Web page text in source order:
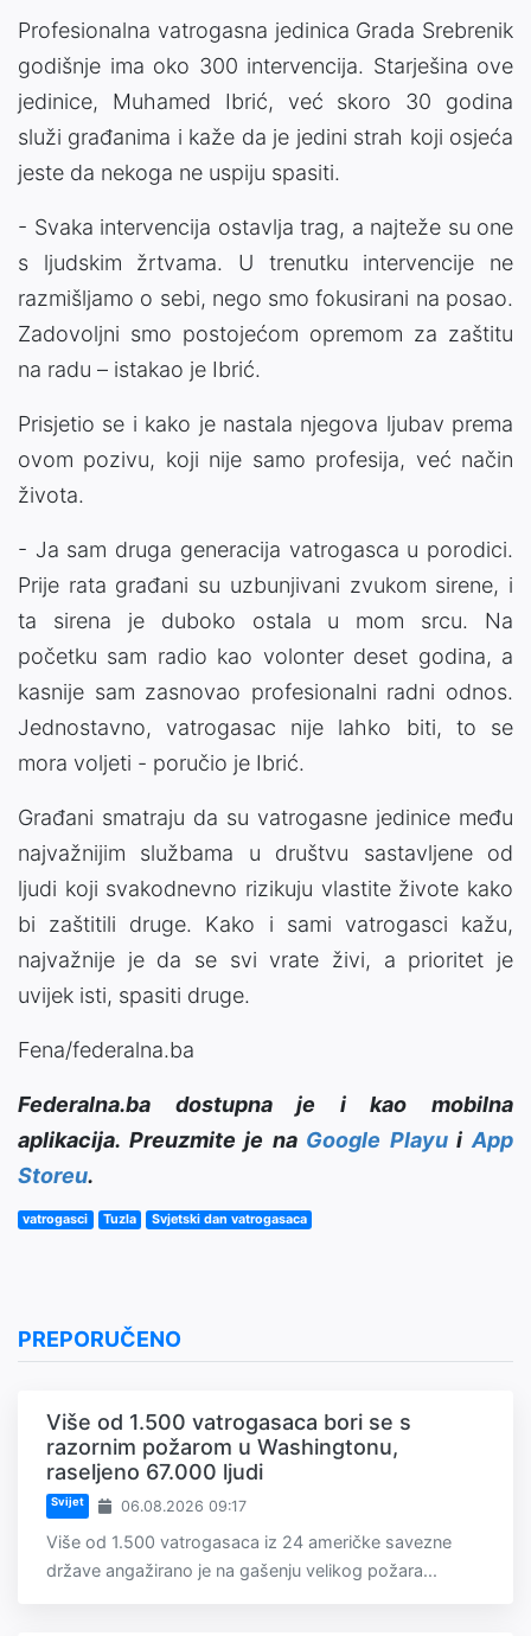
Profesionalna vatrogasna jedinica Grada Srebrenik
godišnje ima oko 300 intervencija. Starješina ove
jedinice, Muhamed Ibrić, već skoro 30 godina
služi građanima i kaže da je jedini strah koji osjeća
jeste da nekoga ne uspiju spasiti.
- Svaka intervencija ostavlja trag, a najteže su one
s ljudskim žrtvama. U trenutku intervencije ne
razmišljamo o sebi, nego smo fokusirani na posao.
Zadovoljni smo postojećom opremom za zaštitu
na radu – istakao je Ibrić.
Prisjetio se i kako je nastala njegova ljubav prema
ovom pozivu, koji nije samo profesija, već način
života.
- Ja sam druga generacija vatrogasca u porodici.
Prije rata građani su uzbunjivani zvukom sirene, i
ta sirena je duboko ostala u mom srcu. Na
početku sam radio kao volonter deset godina, a
kasnije sam zasnovao profesionalni radni odnos.
Jednostavno, vatrogasac nije lahko biti, to se
mora voljeti - poručio je Ibrić.
Građani smatraju da su vatrogasne jedinice među
najvažnijim službama u društvu sastavljene od
ljudi koji svakodnevno rizikuju vlastite živote kako
bi zaštitili druge. Kako i sami vatrogasci kažu,
najvažnije je da se svi vrate živi, a prioritet je
uvijek isti, spasiti druge.
Fena/federalna.ba
Federalna.ba dostupna je i kao mobilna
aplikacija. Preuzmite je na Google PlayuiApp
Storeu.
vatrogasci Tuzla Svjetski dan vatrogasaca
PREPORUČENO
Više od 1.500 vatrogasaca bori se s
razornim požarom u Washingtonu,
raseljeno 67.000 ljudi
Svijet 06.08.2026 09:17
Više od 1.500 vatrogasaca iz 24 američke savezne
države angažirano je na gašenju velikog požara...